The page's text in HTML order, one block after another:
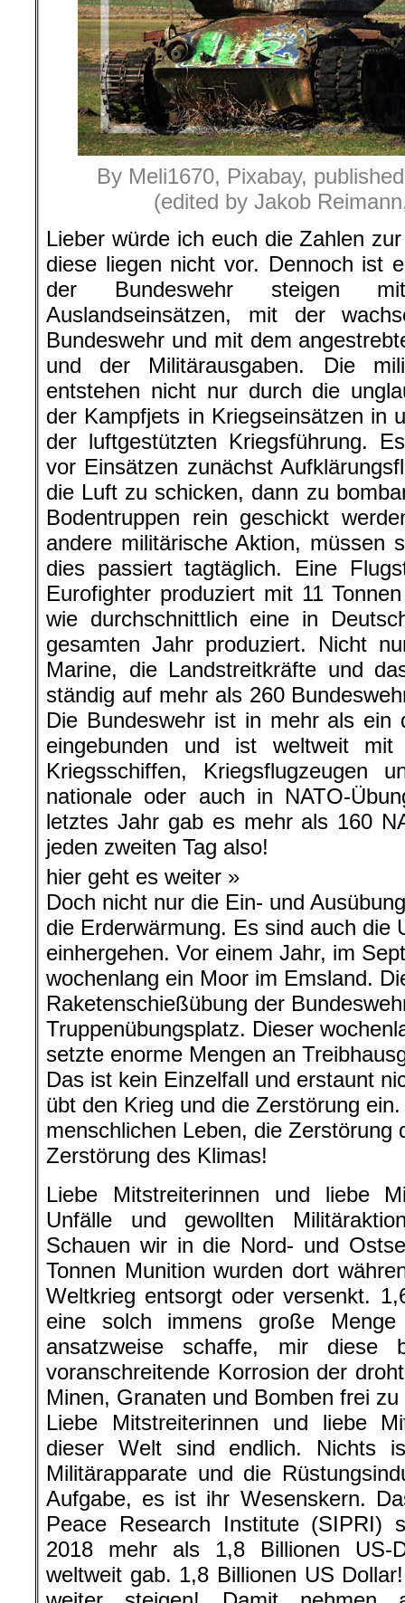
By Meli1670, Pixabay,
(edited by Jakob
Lieber würde ich euch die Zahlen
diese liegen nicht vor. Dennoch ist
der Bundeswehr steigen
Auslandseinsätzen, mit der
Bundeswehr und mit dem
und der Militärausgaben. Die
entstehen nicht nur durch die
der Kampfjets in Kriegseinsätzen in
der luftgestützten Kriegsführung.
vor Einsätzen zunächst
die Luft zu schicken, dann zu
Bodentruppen rein geschickt
andere militärische Aktion, müssen
dies passiert tagtäglich. Eine
Eurofighter produziert mit 11
wie durchschnittlich eine in
gesamten Jahr produziert. Nicht
Marine, die Landstreitkräfte und
ständig auf mehr als 260
Die Bundeswehr ist in mehr als ein
eingebunden und ist weltweit mit
Kriegsschiffen, Kriegsflugzeugen
nationale oder auch in NATO-
letztes Jahr gab es mehr als 160
jeden zweiten Tag also!
hier geht es weiter »
Doch nicht nur die Ein- und
die Erderwärmung. Es sind auch die
einhergehen. Vor einem Jahr, im
wochenlang ein Moor im Emsland.
Raketenschießübung der
Truppenübungsplatz. Dieser
setzte enorme Mengen an
Das ist kein Einzelfall und erstaunt
übt den Krieg und die Zerstörung
menschlichen Leben, die Zerstörung
Zerstörung des Klimas!
Liebe Mitstreiterinnen und liebe
Unfälle und gewollten
Schauen wir in die Nord- und
Tonnen Munition wurden dort
Weltkrieg entsorgt oder versenkt.
eine solch immens große
ansatzweise schaffe, mir diese
voranschreitende Korrosion der
Minen, Granaten und Bomben frei
Liebe Mitstreiterinnen und liebe
dieser Welt sind endlich. Nichts
Militärapparate und die
Aufgabe, es ist ihr Wesenskern.
Peace Research Institute (SIPRI)
2018 mehr als 1,8 Billionen US-
weltweit gab. 1,8 Billionen US